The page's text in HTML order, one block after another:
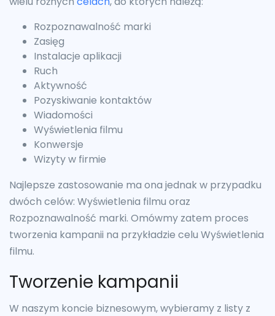
Rozpoznawalność marki
Zasięg
Instalacje aplikacji
Ruch
Aktywność
Pozyskiwanie kontaktów
Wiadomości
Wyświetlenia filmu
Konwersje
Wizyty w firmie
Najlepsze zastosowanie ma ona jednak w przypadku
dwóch celów: Wyświetlenia filmu oraz
Rozpoznawalność marki. Omówmy zatem proces
tworzenia kampanii na przykładzie celu Wyświetlenia
filmu.
Tworzenie kampanii
W naszym koncie biznesowym, wybieramy z listy z